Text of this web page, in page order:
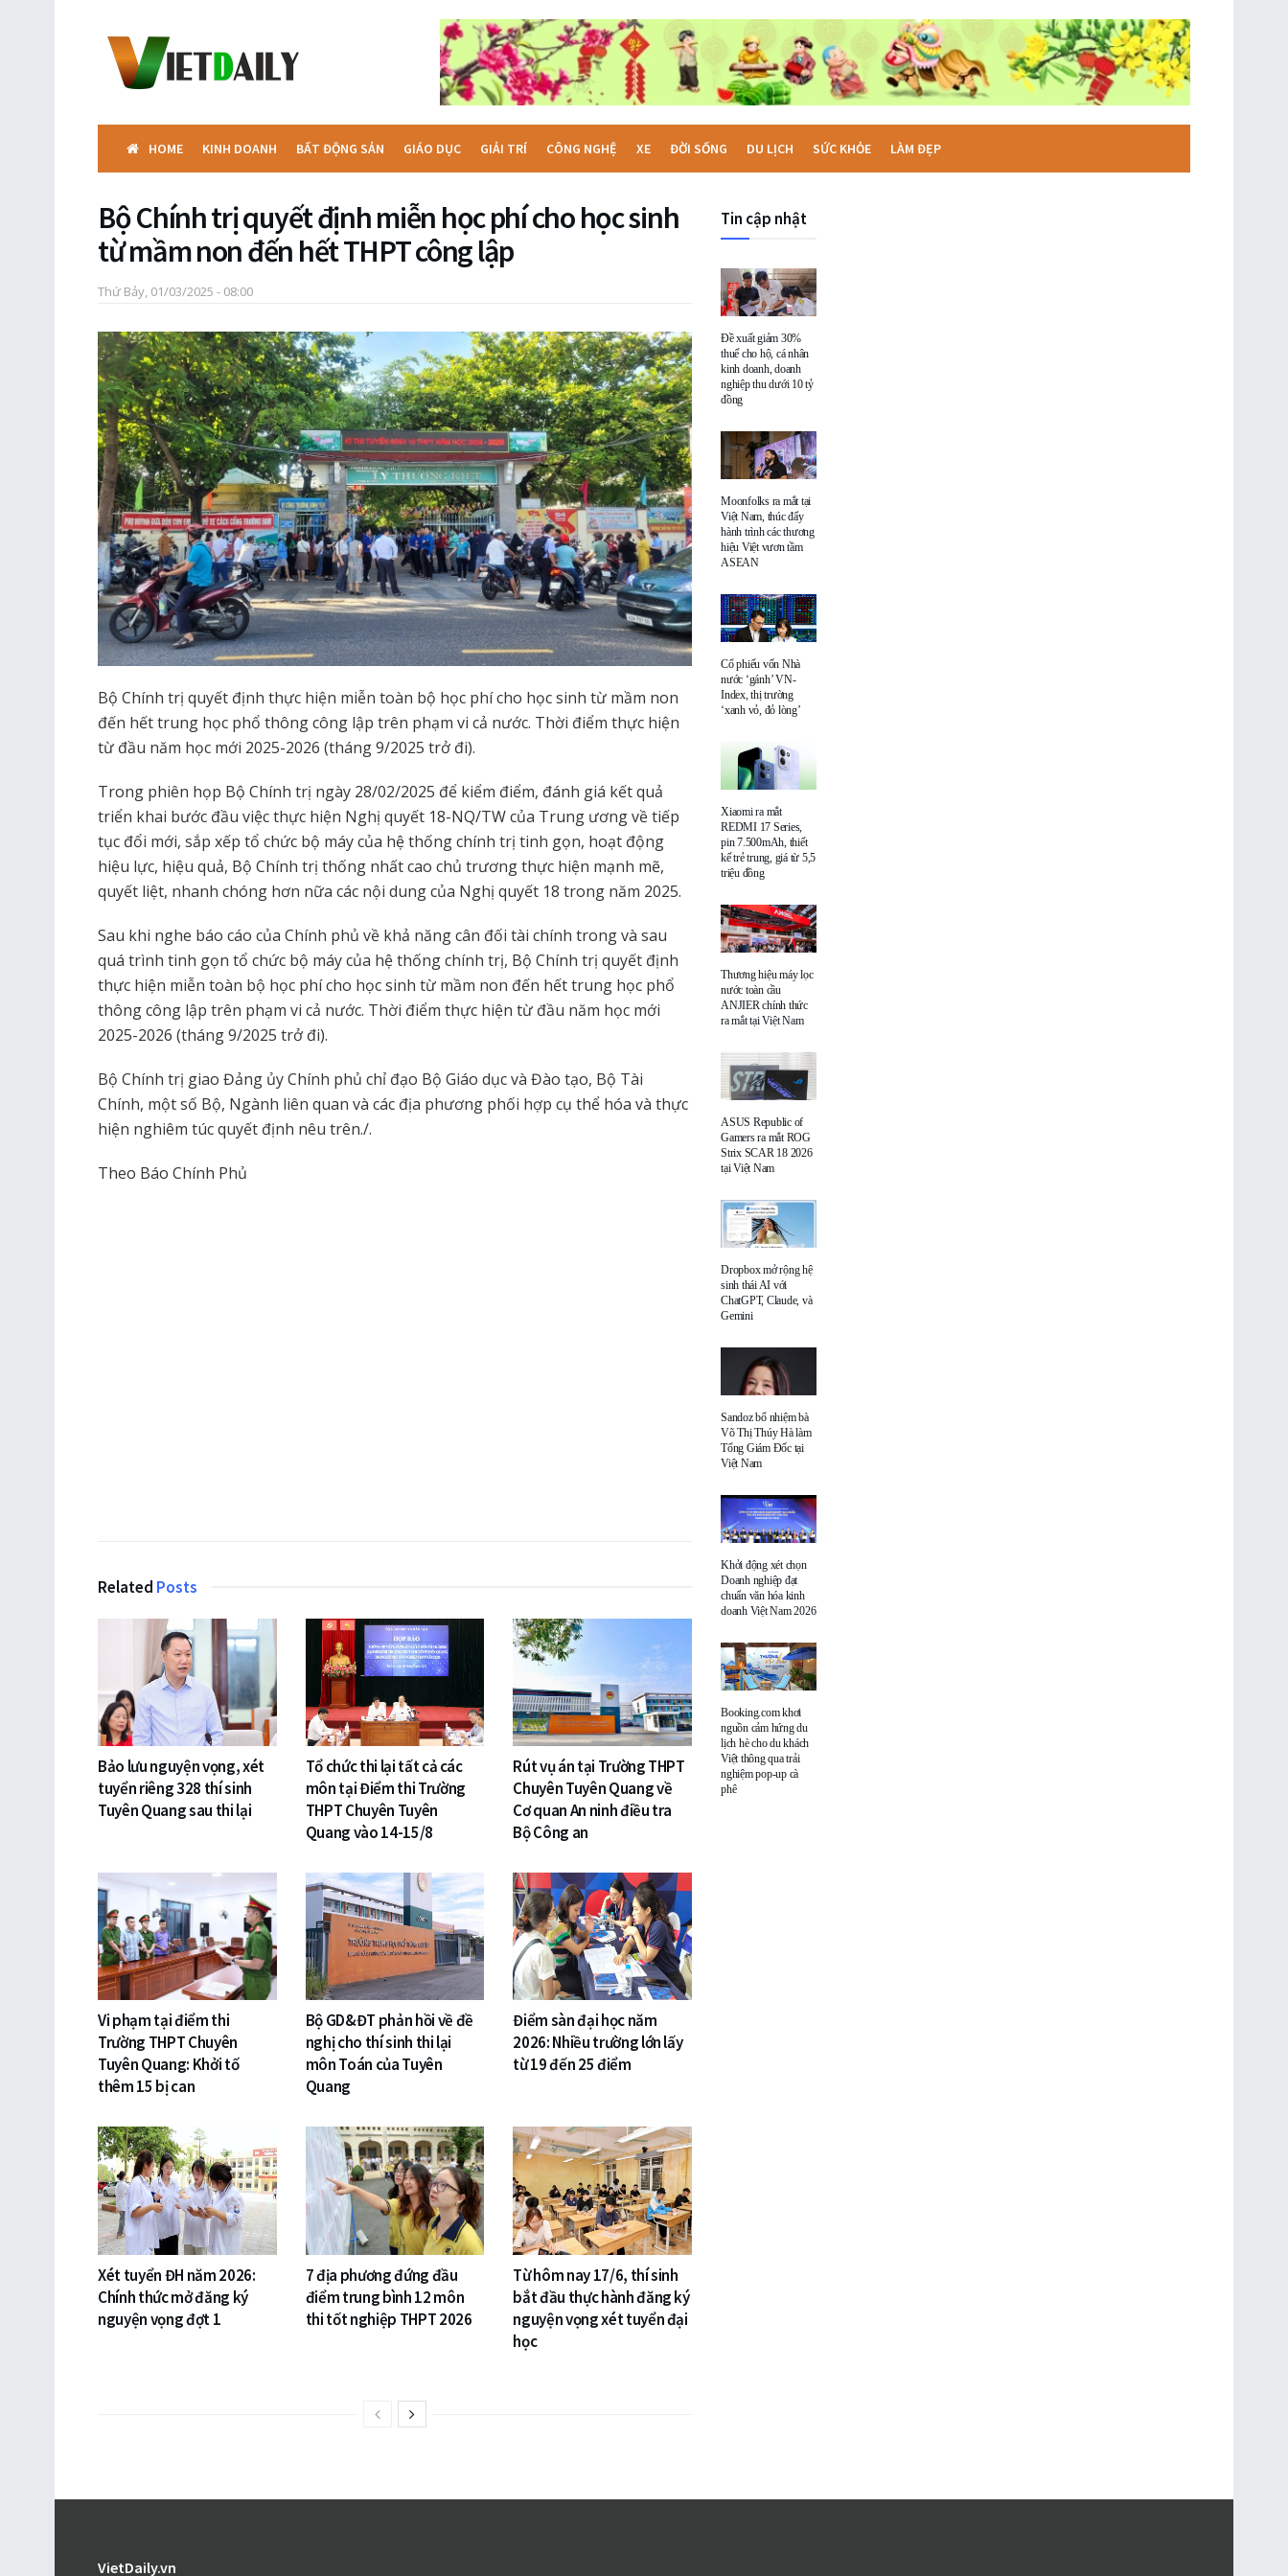
HOME KINH DOANH BẤT ĐỘNG SẢN GIÁO DỤC GIẢI TRÍ CÔNG NGHỆ XE ĐỜI SỐNG DU LỊCH SỨC KHỎE LÀM ĐẸP
Bộ Chính trị quyết định miễn học phí cho học sinh
từ mầm non đến hết THPT công lập
Thứ Bảy, 01/03/2025 - 08:00
Bộ Chính trị quyết định thực hiện miễn toàn bộ học phí cho học sinh từ mầm non
đến hết trung học phổ thông công lập trên phạm vi cả nước. Thời điểm thực hiện
từ đầu năm học mới 2025-2026 (tháng 9/2025 trở đi).
Trong phiên họp Bộ Chính trị ngày 28/02/2025 để kiểm điểm, đánh giá kết quả
triển khai bước đầu việc thực hiện Nghị quyết 18-NQ/TW của Trung ương về tiếp
tục đổi mới, sắp xếp tổ chức bộ máy của hệ thống chính trị tinh gọn, hoạt động
hiệu lực, hiệu quả, Bộ Chính trị thống nhất cao chủ trương thực hiện mạnh mẽ,
quyết liệt, nhanh chóng hơn nữa các nội dung của Nghị quyết 18 trong năm 2025.
Sau khi nghe báo cáo của Chính phủ về khả năng cân đối tài chính trong và sau
quá trình tinh gọn tổ chức bộ máy của hệ thống chính trị, Bộ Chính trị quyết định
thực hiện miễn toàn bộ học phí cho học sinh từ mầm non đến hết trung học phổ
thông công lập trên phạm vi cả nước. Thời điểm thực hiện từ đầu năm học mới
2025-2026 (tháng 9/2025 trở đi).
Bộ Chính trị giao Đảng ủy Chính phủ chỉ đạo Bộ Giáo dục và Đào tạo, Bộ Tài
Chính, một số Bộ, Ngành liên quan và các địa phương phối hợp cụ thể hóa và thực
hiện nghiêm túc quyết định nêu trên./.
Theo Báo Chính Phủ
Related Posts
Bảo lưu nguyện vọng, xét
tuyển riêng 328 thí sinh
Tuyên Quang sau thi lại
Tổ chức thi lại tất cả các
môn tại Điểm thi Trường
THPT Chuyên Tuyên
Quang vào 14-15/8
Rút vụ án tại Trường THPT
Chuyên Tuyên Quang về
Cơ quan An ninh điều tra
Bộ Công an
Vi phạm tại điểm thi
Trường THPT Chuyên
Tuyên Quang: Khởi tố
thêm 15 bị can
Bộ GD&ĐT phản hồi về đề
nghị cho thí sinh thi lại
môn Toán của Tuyên
Quang
Điểm sàn đại học năm
2026: Nhiều trường lớn lấy
từ 19 đến 25 điểm
Xét tuyển ĐH năm 2026:
Chính thức mở đăng ký
nguyện vọng đợt 1
7 địa phương đứng đầu
điểm trung bình 12 môn
thi tốt nghiệp THPT 2026
Từ hôm nay 17/6, thí sinh
bắt đầu thực hành đăng ký
nguyện vọng xét tuyển đại
học
Tin cập nhật
Đề xuất giảm 30%
thuế cho hộ, cá nhân
kinh doanh, doanh
nghiệp thu dưới 10 tỷ
đồng
Moonfolks ra mắt tại
Việt Nam, thúc đẩy
hành trình các thương
hiệu Việt vươn tầm
ASEAN
Cổ phiếu vốn Nhà
nước ‘gánh’ VN-
Index, thị trường
‘xanh vỏ, đỏ lòng’
Xiaomi ra mắt
REDMI 17 Series,
pin 7.500mAh, thiết
kế trẻ trung, giá từ 5,5
triệu đồng
Thương hiệu máy lọc
nước toàn cầu
ANJIER chính thức
ra mắt tại Việt Nam
ASUS Republic of
Gamers ra mắt ROG
Strix SCAR 18 2026
tại Việt Nam
Dropbox mở rộng hệ
sinh thái AI với
ChatGPT, Claude, và
Gemini
Sandoz bổ nhiệm bà
Võ Thị Thúy Hà làm
Tổng Giám Đốc tại
Việt Nam
Khởi động xét chọn
Doanh nghiệp đạt
chuẩn văn hóa kinh
doanh Việt Nam 2026
Booking.com khơi
nguồn cảm hứng du
lịch hè cho du khách
Việt thông qua trải
nghiệm pop-up cà
phê
VietDaily.vn